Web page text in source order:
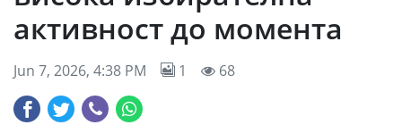
активност до момента
Jun 7, 2026, 4:38 PM 1 68